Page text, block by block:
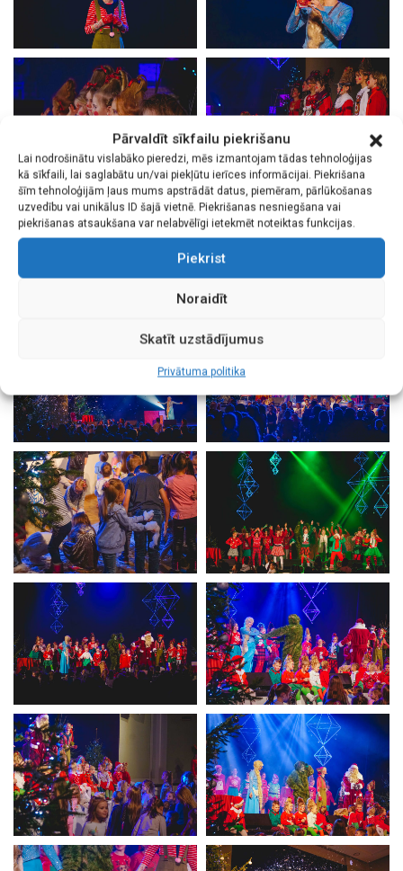
Pārvaldīt sīkfailu piekrišanu
Lai nodrošinātu vislabāko pieredzi, mēs izmantojam tādas tehnoloģijas
kā sīkfaili, lai saglabātu un/vai piekļūtu ierīces informācijai. Piekrišana
šīm tehnoloģijām ļaus mums apstrādāt datus, piemēram, pārlūkošanas
uzvedību vai unikālus ID šajā vietnē. Piekrišanas nesniegšana vai
piekrišanas atsaukšana var nelabvēlīgi ietekmēt noteiktas funkcijas.
Piekrist
Noraidīt
Skatīt uzstādījumus
Privātuma politika